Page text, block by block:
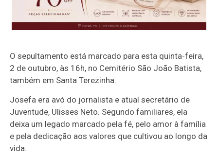
O sepultamento está marcado para esta quinta-feira,
2 de outubro, às 16h, no Cemitério São João Batista,
também em Santa Terezinha.
Josefa era avó do jornalista e atual secretário de
Juventude, Ulisses Neto. Segundo familiares, ela
deixa um legado marcado pela fé, pelo amor à família
e pela dedicação aos valores que cultivou ao longo da
vida.